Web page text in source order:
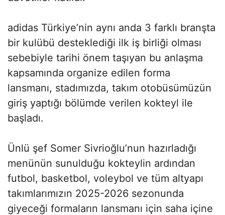
adidas Türkiye’nin aynı anda 3 farklı branşta
bir kulübü desteklediği ilk iş birliği olması
sebebiyle tarihi önem taşıyan bu anlaşma
kapsamında organize edilen forma
lansmanı, stadımızda, takım otobüsümüzün
giriş yaptığı bölümde verilen kokteyl ile
başladı.
Ünlü şef Somer Sivrioğlu’nun hazırladığı
menünün sunulduğu kokteylin ardından
futbol, basketbol, voleybol ve tüm altyapı
takımlarımızın 2025-2026 sezonunda
giyeceği formaların lansmanı için saha içine